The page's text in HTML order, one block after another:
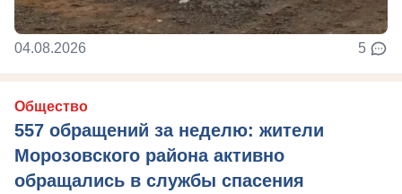
04.08.2026 5
Общество
557 обращений за неделю: жители
Морозовского района активно
обращались в службы спасения